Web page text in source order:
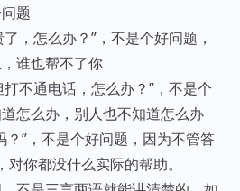
题
，怎么办？”，不是个好问题，
谁也帮不了你
不通电话，怎么办？”，不是个
怎么办，别人也不知道怎么办
？”，不是个好问题，因为不管答
对你都没什么实际的帮助。